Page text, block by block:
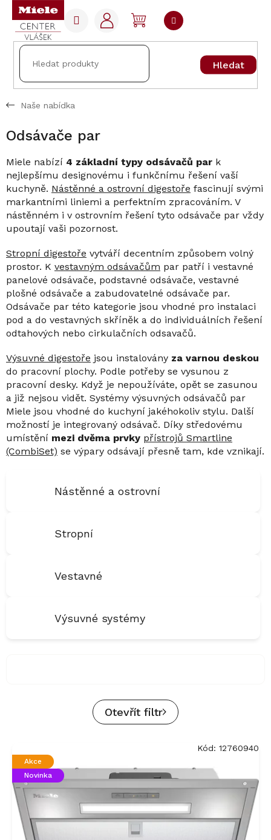
Přejít
obsah
Hledat
NÁKUPNÍ
KOŠÍK
Naše nabídka
Odsávače par
Miele nabízí 4 základní typy odsávačů par k
nejlepšímu designovému i funkčnímu řešení vaší
kuchyně. Nástěnné a ostrovní digestoře fascinují svými
markantními liniemi a perfektním zpracováním. V
nástěnném i v ostrovním řešení tyto odsávače par vždy
upoutají vaši pozornost.
Stropní digestoře vytváří decentním způsobem volný
prostor. K vestavným odsávačům par patří i vestavné
panelové odsávače, podstavné odsávače, vestavné
plošné odsávače a zabudovatelné odsávače par.
Odsávače par této kategorie jsou vhodné pro instalaci
pod a do vestavných skříněk a do individuálních řešení
odtahových nebo cirkulačních odsavačů.
Výsuvné digestoře jsou instalovány za varnou deskou
do pracovní plochy. Podle potřeby se vysunou z
pracovní desky. Když je nepoužíváte, opět se zasunou
a již nejsou vidět. Systémy výsuvných odsávačů par
Miele jsou vhodné do kuchyní jakéhokoliv stylu. Další
možností je integrovaný odsávač. Díky středovému
umístění mezi dvěma prvky přístrojů Smartline
(CombiSet) se výpary odsávají přesně tam, kde vznikají.
Nástěnné a ostrovní
Stropní
Vestavné
Výsuvné systémy
Otevřít filtr
p
Akce
Novinka
Kód: 12760940